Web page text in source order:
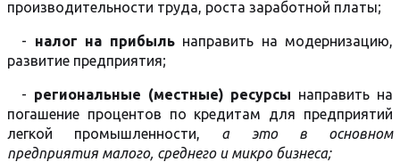
производительности труда, роста заработной платы;
- налог на прибыльнаправить на модернизацию,
развитие предприятия;
- региональные (местные) ресурсы направить на
погашение процентов по кредитам для предприятий
легкой промышленности, а это в основном
предприятия малого, среднего и микро бизнеса;